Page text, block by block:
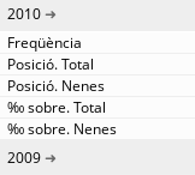
2010
2009